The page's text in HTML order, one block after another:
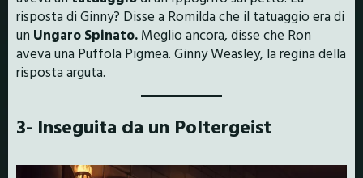
risposta di Ginny? Disse a Romilda che il tatuaggio era di
un Ungaro Spinato. Meglio ancora, disse che Ron
aveva una Puffola Pigmea. Ginny Weasley, la regina della
risposta arguta.
3- Inseguita da un Poltergeist